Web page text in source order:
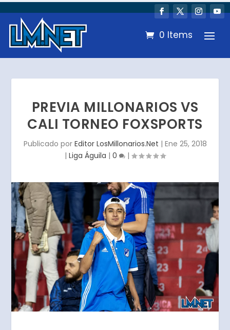
0 Items
PREVIA MILLONARIOS VS
CALI TORNEO FOXSPORTS
Publicado por Editor LosMillonarios.Net | Ene 25, 2018
| Liga Águila | 0 |